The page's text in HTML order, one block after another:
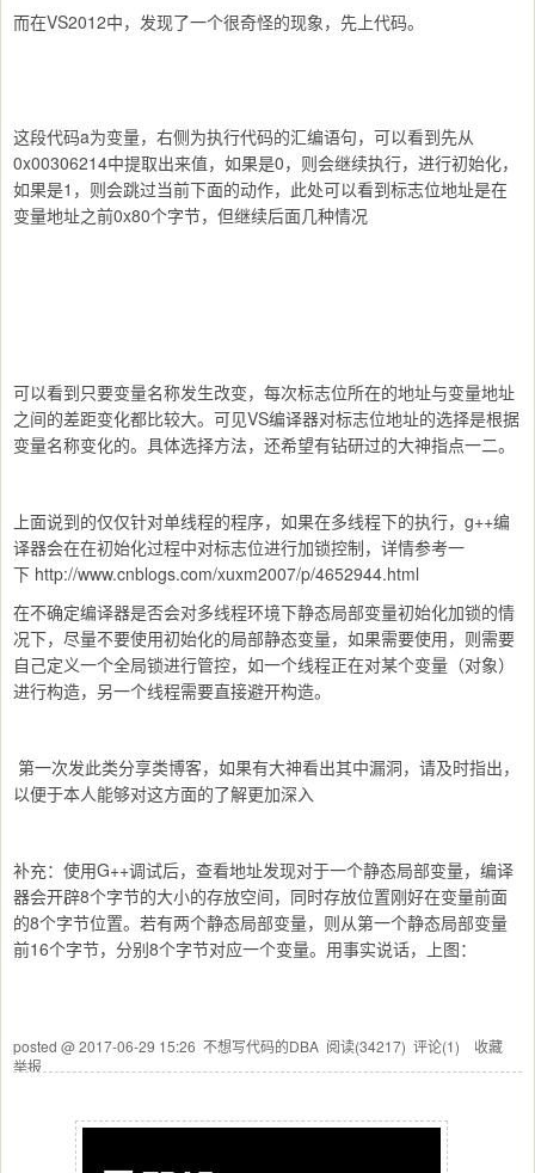
而在VS2012中，发现了一个很奇怪的现象，先上代码。
这段代码a为变量，右侧为执行代码的汇编语句，可以看到先从
0x00306214中提取出来值，如果是0，则会继续执行，进行初始化，
如果是1，则会跳过当前下面的动作，此处可以看到标志位地址是在
变量地址之前0x80个字节，但继续后面几种情况
可以看到只要变量名称发生改变，每次标志位所在的地址与变量地址
之间的差距变化都比较大。可见VS编译器对标志位地址的选择是根据
变量名称变化的。具体选择方法，还希望有钻研过的大神指点一二。
上面说到的仅仅针对单线程的程序，如果在多线程下的执行，g++编
译器会在在初始化过程中对标志位进行加锁控制，详情参考一
下 http://www.cnblogs.com/xuxm2007/p/4652944.html
在不确定编译器是否会对多线程环境下静态局部变量初始化加锁的情
况下，尽量不要使用初始化的局部静态变量，如果需要使用，则需要
自己定义一个全局锁进行管控，如一个线程正在对某个变量（对象）
进行构造，另一个线程需要直接避开构造。
第一次发此类分享类博客，如果有大神看出其中漏洞，请及时指出，
以便于本人能够对这方面的了解更加深入
补充：使用G++调试后，查看地址发现对于一个静态局部变量，编译
器会开辟8个字节的大小的存放空间，同时存放位置刚好在变量前面
的8个字节位置。若有两个静态局部变量，则从第一个静态局部变量
前16个字节，分别8个字节对应一个变量。用事实说话，上图：
posted @2017-06-29 15:26 不想写代码的DBA 阅读(34217) 评论(1) 收藏
举报